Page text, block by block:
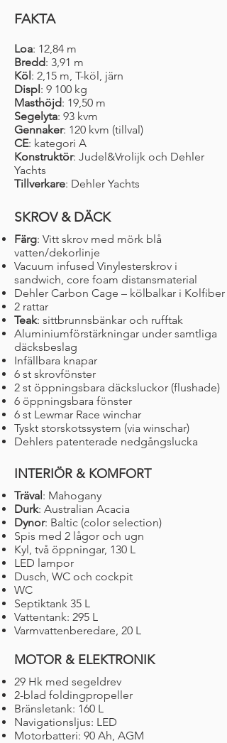
FAKTA
Loa: 12,84 m
Bredd: 3,91 m
Köl: 2,15 m, T-köl, järn
Displ: 9 100 kg
Masthöjd: 19,50 m
Segelyta: 93 kvm
Gennaker: 120 kvm (tillval)
CE: kategori A
Konstruktör: Judel&Vrolijk och Dehler
Yachts
Tillverkare: Dehler Yachts
SKROV & DÄCK
Färg: Vitt skrov med mörk blå
vatten/dekorlinje
Vacuum infused Vinylesterskrov i
sandwich, core foam distansmaterial
Dehler Carbon Cage – kölbalkar i Kolfiber
2 rattar
Teak: sittbrunnsbänkar och rufftak
Aluminiumförstärkningar under samtliga
däcksbeslag
Infällbara knapar
6 st skrovfönster
2 st öppningsbara däcksluckor (flushade)
6 öppningsbara fönster
6 st Lewmar Race winchar
Tyskt storskotssystem (via winschar)
Dehlers patenterade nedgångslucka
INTERIÖR & KOMFORT
Träval: Mahogany
Durk: Australian Acacia
Dynor: Baltic (color selection)
Spis med 2 lågor och ugn
Kyl, två öppningar, 130 L
LED lampor
Dusch, WC och cockpit
WC
Septiktank 35 L
Vattentank: 295 L
Varmvattenberedare, 20 L
MOTOR & ELEKTRONIK
29 Hk med segeldrev
2-blad foldingpropeller
Bränsletank: 160 L
Navigationsljus: LED
Motorbatteri: 90 Ah, AGM